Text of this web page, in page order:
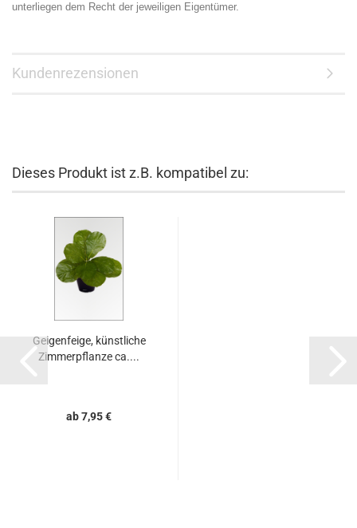
unterliegen dem Recht der jeweiligen Eigentümer.
Kundenrezensionen
Dieses Produkt ist z.B. kompatibel zu:
Geigenfeige, künstliche
Zimmerpflanze ca....
ab 7,95 €